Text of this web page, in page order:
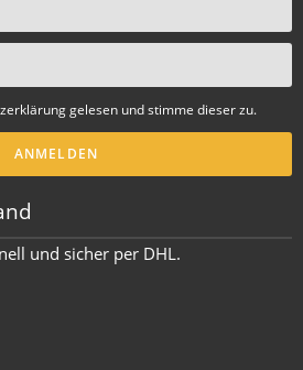
gelesen und stimme dieser zu.
ANMELDEN
und sicher per DHL.